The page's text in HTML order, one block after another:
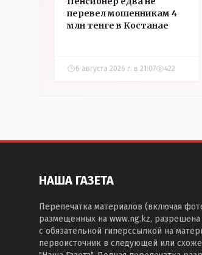
перевел мошенникам 4
млн тенге в Костанае
6 августа 2026 г. в 21:07 422
НАША ГАЗЕТА
Перепечатка материалов (включая
размещенных на www.ng.kz,
с обязательной гиперссылкой на
первоисточник в следующей или